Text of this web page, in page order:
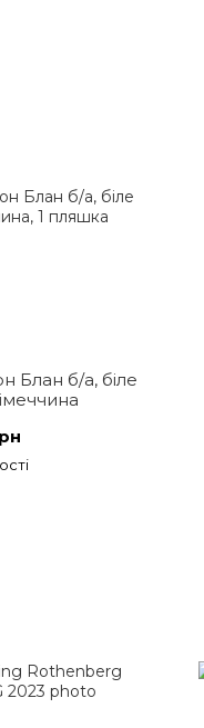
Блан б/а, біле